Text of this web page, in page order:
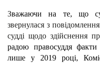
Зважаючи на те, що
звернулася з
судді щодо здійснення
радою правосуддя факти
лише у 2019 році,